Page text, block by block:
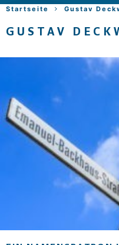
Startseite Gustav
GUSTAV